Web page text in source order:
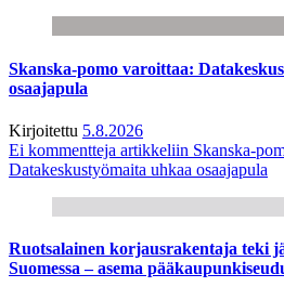
Skanska-pomo varoittaa:
osaajapula
Kirjoitettu 5.8.2026
Ei kommentteja artikkeliin Skanska-
Datakeskustyömaita uhkaa osaajapula
Ruotsalainen korjausrakentaja teki
Suomessa – asema